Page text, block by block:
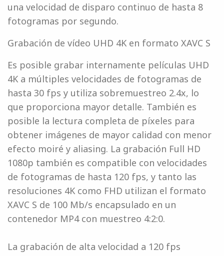
una velocidad de disparo continuo de hasta 8
fotogramas por segundo.
Grabación de vídeo UHD 4K en formato XAVC S
Es posible grabar internamente películas UHD
4K a múltiples velocidades de fotogramas de
hasta 30 fps y utiliza sobremuestreo 2.4x, lo
que proporciona mayor detalle. También es
posible la lectura completa de píxeles para
obtener imágenes de mayor calidad con menor
efecto moiré y aliasing. La grabación Full HD
1080p también es compatible con velocidades
de fotogramas de hasta 120 fps, y tanto las
resoluciones 4K como FHD utilizan el formato
XAVC S de 100 Mb/s encapsulado en un
contenedor MP4 con muestreo 4:2:0.
La grabación de alta velocidad a 120 fps